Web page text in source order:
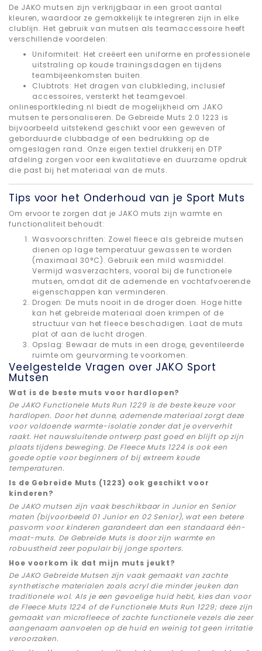
De JAKO mutsen zijn verkrijgbaar in een groot aantal
kleuren, waardoor ze gemakkelijk te integreren zijn in elke
clublijn. Het gebruik van mutsen als teamaccessoire heeft
verschillende voordelen:
Uniformiteit: Het creëert een uniforme en professionele
uitstraling op koude trainingsdagen en tijdens
teambijeenkomsten buiten.
Clubtrots: Het dragen van clubkleding, inclusief
accessoires, versterkt het teamgevoel.
onlinesportkleding.nl biedt de mogelijkheid om JAKO
mutsen te personaliseren. De Gebreide Muts 2.0 1223 is
bijvoorbeeld uitstekend geschikt voor een geweven of
geborduurde clubbadge of een bedrukking op de
omgeslagen rand. Onze eigen textiel drukkerij en DTP
afdeling zorgen voor een kwalitatieve en duurzame opdruk
die past bij het materiaal van de muts.
Tips voor het Onderhoud van je Sport Muts
Om ervoor te zorgen dat je JAKO muts zijn warmte en
functionaliteit behoudt:
Wasvoorschriften: Zowel fleece als gebreide mutsen
dienen op lage temperatuur gewassen te worden
(maximaal 30°C). Gebruik een mild wasmiddel.
Vermijd wasverzachters, vooral bij de functionele
mutsen, omdat dit de ademende en vochtafvoerende
eigenschappen kan verminderen.
Drogen: De muts nooit in de droger doen. Hoge hitte
kan het gebreide materiaal doen krimpen of de
structuur van het fleece beschadigen. Laat de muts
plat of aan de lucht drogen.
Opslag: Bewaar de muts in een droge, geventileerde
ruimte om geurvorming te voorkomen.
Veelgestelde Vragen over JAKO Sport
Mutsen
Wat is de beste muts voor hardlopen?
De JAKO Functionele Muts Run 1229 is de beste keuze voor
hardlopen. Door het dunne, ademende materiaal zorgt deze
voor voldoende warmte-isolatie zonder dat je oververhit
raakt. Het nauwsluitende ontwerp past goed en blijft op zijn
plaats tijdens beweging. De Fleece Muts 1224 is ook een
goede optie voor beginners of bij extreem koude
temperaturen.
Is de Gebreide Muts (1223) ook geschikt voor
kinderen?
De JAKO mutsen zijn vaak beschikbaar in Junior en Senior
maten (bijvoorbeeld 01 Junior en 02 Senior), wat een betere
pasvorm voor kinderen garandeert dan een standaard één-
maat-muts. De Gebreide Muts is door zijn warmte en
robuustheid zeer populair bij jonge sporters.
Hoe voorkom ik dat mijn muts jeukt?
De JAKO Gebreide Mutsen zijn vaak gemaakt van zachte
synthetische materialen zoals acryl die minder jeuken dan
traditionele wol. Als je een gevoelige huid hebt, kies dan voor
de Fleece Muts 1224 of de Functionele Muts Run 1229; deze zijn
gemaakt van microfleece of zachte functionele vezels die zeer
aangenaam aanvoelen op de huid en weinig tot geen irritatie
veroorzaken.